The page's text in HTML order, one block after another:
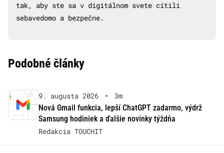
tak, aby ste sa v digitálnom svete cítili
sebavedomo a bezpečne.
Podobné články
9. augusta 2026 •
3m
Nová Gmail funkcia, lepší ChatGPT zadarmo, výdrž
Samsung hodiniek a ďalšie novinky týždňa
Redakcia TOUCHIT